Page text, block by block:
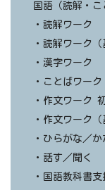
国語（読解・こ
・読解ワーク
・読解ワーク（
・漢字ワーク
・ことばワーク
・作文ワーク
・作文ワーク（
・ひらがな／
・話す／聞く
・国語教科書